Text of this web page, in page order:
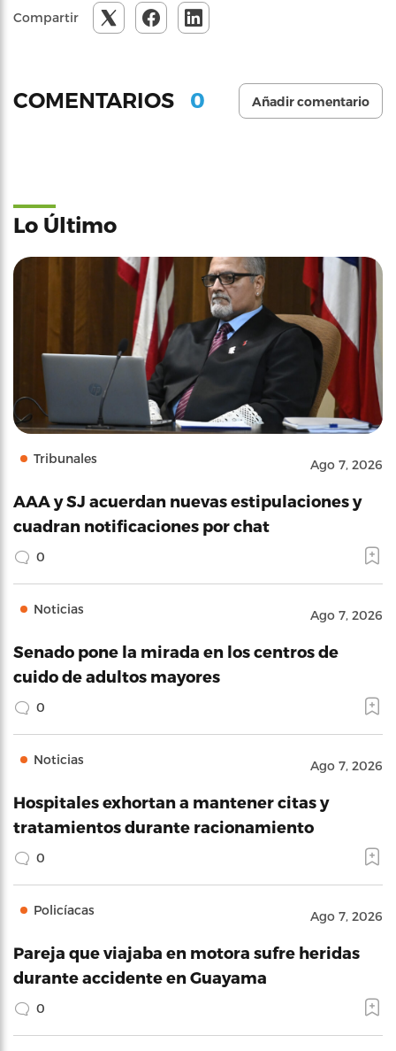
Compartir
COMENTARIOS 0 Añadir comentario
Lo Último
Tribunales Ago 7, 2026
AAA y SJ acuerdan nuevas estipulaciones y
cuadran notificaciones por chat
0
Noticias Ago 7, 2026
Senado pone la mirada en los centros de
cuido de adultos mayores
0
Noticias Ago 7, 2026
Hospitales exhortan a mantener citas y
tratamientos durante racionamiento
0
Policíacas Ago 7, 2026
Pareja que viajaba en motora sufre heridas
durante accidente en Guayama
0